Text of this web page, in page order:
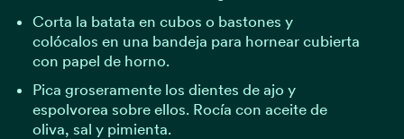
Corta la batata en cubos o bastones y
colócalos en una bandeja para hornear cubierta
con papel de horno.
Pica groseramente los dientes de ajo y
espolvorea sobre ellos. Rocía con aceite de
oliva, sal y pimienta.